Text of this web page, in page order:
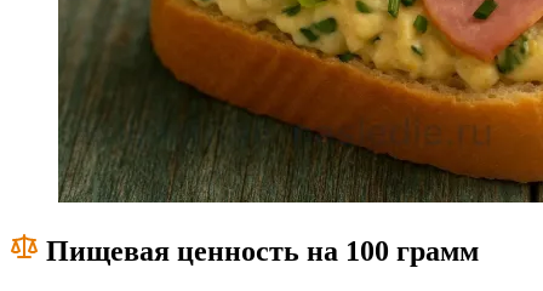
Пищевая ценность на 100 грамм